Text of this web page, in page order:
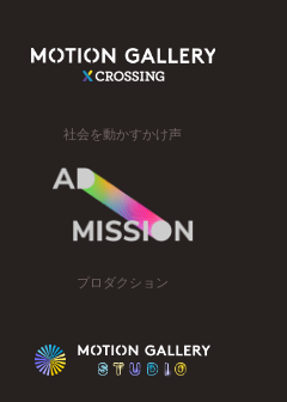
社会を動かすかけ声
プロダクション